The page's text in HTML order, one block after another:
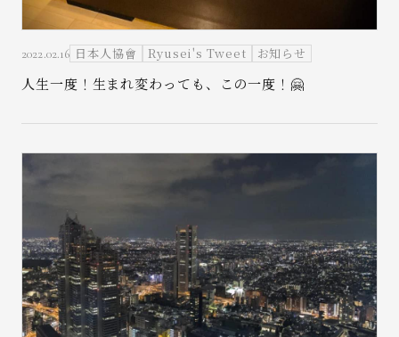
2022.02.16 日本人協會 Ryusei's Tweet お知らせ
人生一度！生まれ変わっても、この一度！🤗